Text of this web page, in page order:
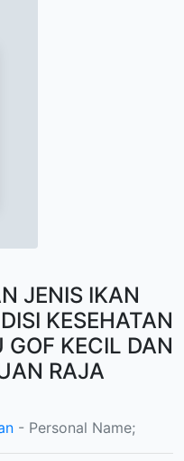
JENIS IKAN
KESEHATAN
KECIL DAN
RAJA
- Personal Name;